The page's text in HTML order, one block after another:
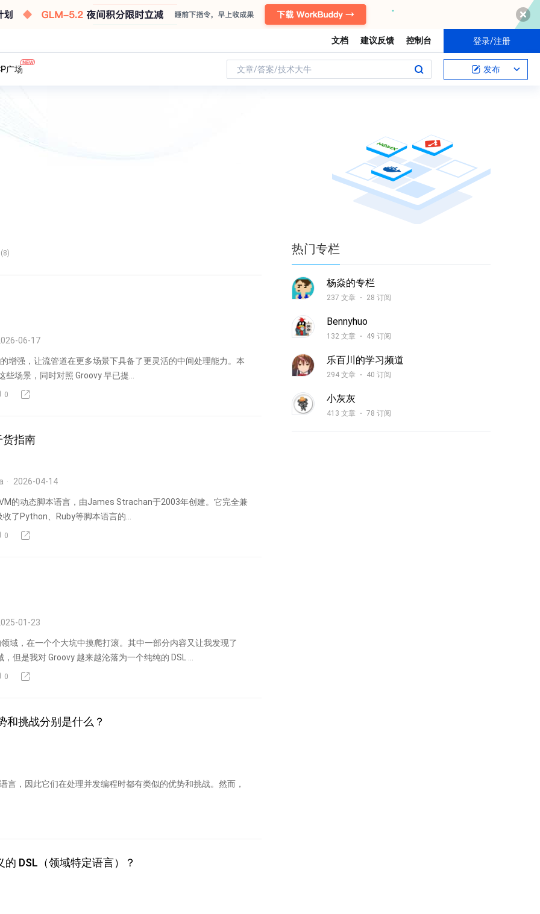
文档 建议反馈 控制台 登录/注册
广场 文章/答案/技术大牛 发布
(8)
06-17
增强，让流管道在更多场景下具备了更灵活的中间处理能力。本
些场景，同时对照 Groovy 早已提...
0
货指南
2026-04-14
的动态脚本语言，由James Strachan于2003年创建。它完全兼
了Python、Ruby等脚本语言的...
0
01-23
域，在一个个大坑中摸爬打滚。其中一部分内容又让我发现了
但是我对 Groovy 越来越沦落为一个纯纯的 DSL ...
0
和挑战分别是什么？
，因此它们在处理并发编程时都有类似的优势和挑战。然而，
DSL（领域特定语言）？
热门专栏
杨焱的专栏
237 文章 28 订阅
Bennyhuo
132 文章 49 订阅
乐百川的学习频道
294 文章 40 订阅
小灰灰
413 文章 78 订阅